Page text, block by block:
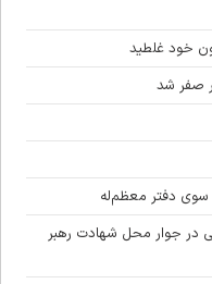
خود غلطید
شد
دفتر معظم‌له
در جوار محل شهادت رهبر